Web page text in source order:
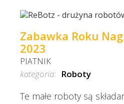
Zabawka Roku
2023
PIATNIK
kategoria: Roboty
Te małe roboty są